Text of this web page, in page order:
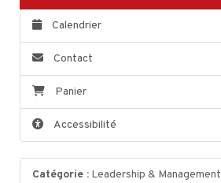
Calendrier
Contact
Panier
Accessibilité
Catégorie : Leadership & Management